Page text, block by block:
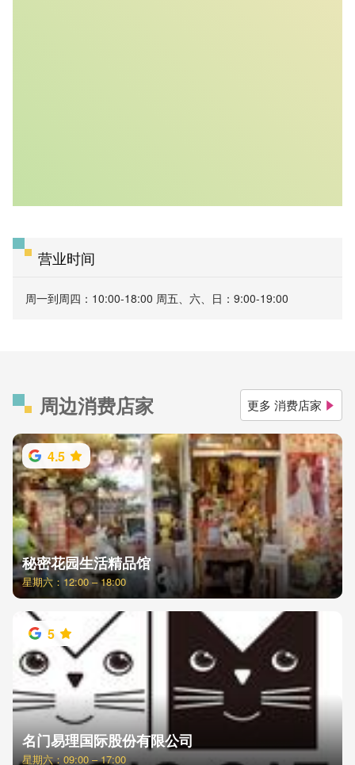
营业时间
周一到周四：10:00-18:00 周五、六、日：9:00-19:00
周边消费店家 更多 消费店家
4.5
秘密花园生活精品馆
星期六：12:00 – 18:00
5
名门易理国际股份有限公司
星期六：09:00 – 17:00